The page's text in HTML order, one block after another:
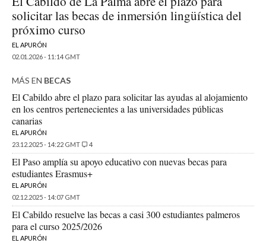
solicitar las becas de inmersión lingüística del
próximo curso
EL APURÓN
02.01.2026 - 11:14 GMT
MÁS EN BECAS
El Cabildo abre el plazo para solicitar las ayudas al alojamiento
en los centros pertenecientes a las universidades públicas
canarias
EL APURÓN
23.12.2025 - 14:22 GMT
4
El Paso amplía su apoyo educativo con nuevas becas para
estudiantes Erasmus+
EL APURÓN
02.12.2025 - 14:07 GMT
El Cabildo resuelve las becas a casi 300 estudiantes palmeros
para el curso 2025/2026
EL APURÓN